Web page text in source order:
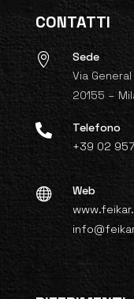
CONTATTI

Sede
Via
20155 –

Telefono
+39 02

Web